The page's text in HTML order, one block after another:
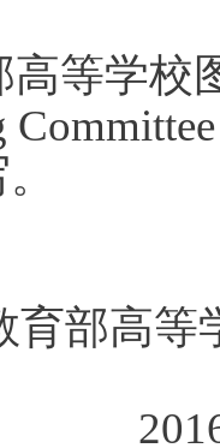
高等学校
等学校
9